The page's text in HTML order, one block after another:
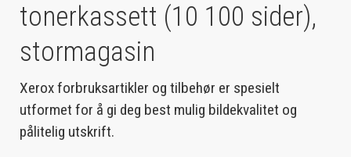
tonerkassett (10 100 sider),
stormagasin
Xerox forbruksartikler og tilbehør er spesielt
utformet for å gi deg best mulig bildekvalitet og
pålitelig utskrift.